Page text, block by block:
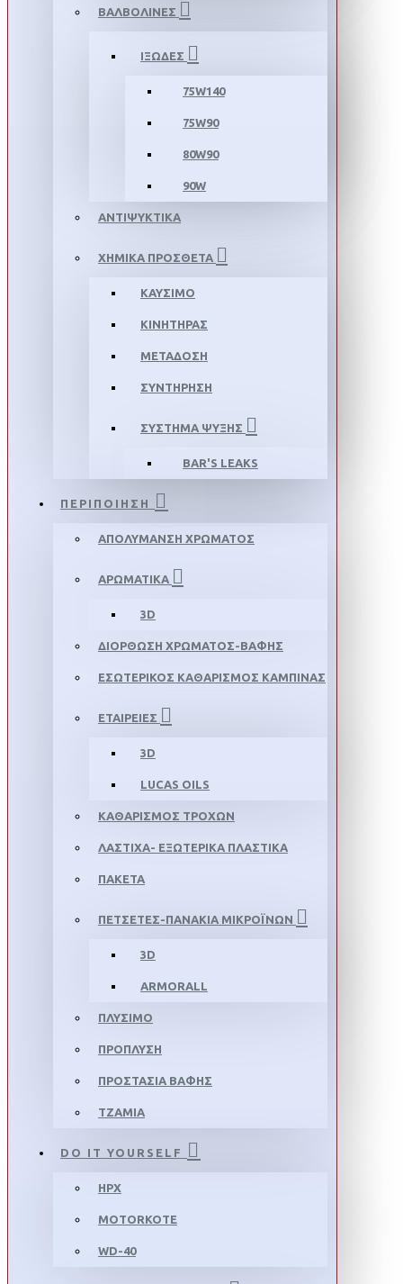
ΒΑΛΒΟΛΙΝΕΣ
ΙΞΩΔΕΣ
75W140
75W90
80W90
90W
ΑΝΤΙΨΥΚΤΙΚΑ
ΧΗΜΙΚΑ ΠΡΟΣΘΕΤΑ
ΚΑΥΣΙΜΟ
ΚΙΝΗΤΗΡΑΣ
ΜΕΤΑΔΟΣΗ
ΣΥΝΤΗΡΗΣΗ
ΣΥΣΤΗΜΑ ΨΥΞΗΣ
BAR'S LEAKS
ΠΕΡΙΠΟΙΗΣΗ
ΑΠΟΛΥΜΑΝΣΗ ΧΡΩΜΑΤΟΣ
ΑΡΩΜΑΤΙΚΑ
3D
ΔΙΟΡΘΩΣΗ ΧΡΩΜΑΤΟΣ-ΒΑΦΗΣ
ΕΣΩΤΕΡΙΚΟΣ ΚΑΘΑΡΙΣΜΟΣ ΚΑΜΠΙΝΑΣ
ΕΤΑΙΡΕΙΕΣ
3D
LUCAS OILS
ΚΑΘΑΡΙΣΜΟΣ ΤΡΟΧΩΝ
ΛΑΣΤΙΧΑ- ΕΞΩΤΕΡΙΚΑ ΠΛΑΣΤΙΚΑ
ΠΑΚΕΤΑ
ΠΕΤΣΕΤΕΣ-ΠΑΝΑΚΙΑ ΜΙΚΡΟΪΝΩΝ
3D
ARMORALL
ΠΛΥΣΙΜΟ
ΠΡΟΠΛΥΣΗ
ΠΡΟΣΤΑΣΙΑ ΒΑΦΗΣ
ΤΖΑΜΙΑ
DO IT YOURSELF
HPX
MOTORKOTE
WD-40